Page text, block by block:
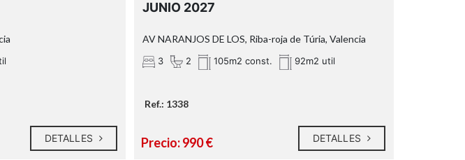
DETALLES
JUNIO 2027
AV NARANJOS DE LOS, Riba-roja de Túria, Valencia
3 2 105m2 const. 92m2 util
Ref.: 1338
Precio: 990 € DETALLES